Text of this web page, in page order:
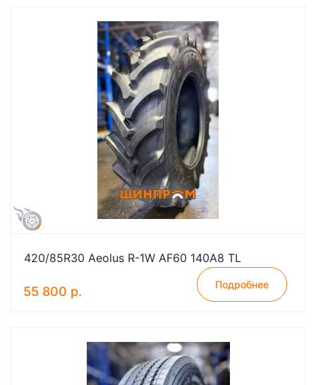
420/85R30 Aeolus R-1W AF60 140A8 TL
55 800 р. Подробнее